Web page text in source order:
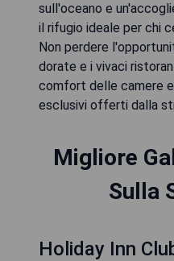
sull'oceano e
il rifugio ideale per chi
Non perdere
dorate e i vivaci
comfort delle camere
esclusivi offerti dalla
Migliore
Sulla
Holiday Inn